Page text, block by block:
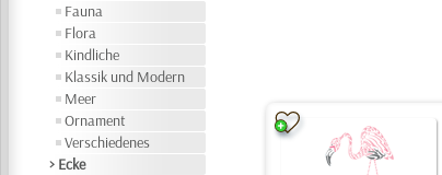
Fauna
Flora
Kindliche
Klassik und Modern
Meer
Ornament
Verschiedenes
> Ecke